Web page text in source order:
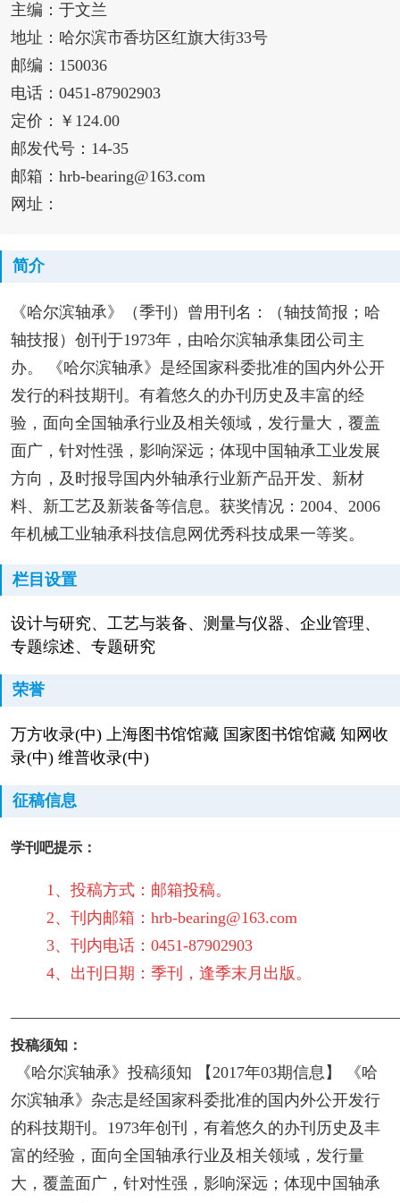
主编：于文兰
地址：哈尔滨市香坊区红旗大街33号
邮编：150036
电话：0451-87902903
定价：￥124.00
邮发代号：14-35
邮箱：hrb-bearing@163.com
网址：
简介
《哈尔滨轴承》（季刊）曾用刊名：（轴技简报；哈
轴技报）创刊于1973年，由哈尔滨轴承集团公司主
办。 《哈尔滨轴承》是经国家科委批准的国内外公开
发行的科技期刊。有着悠久的办刊历史及丰富的经
验，面向全国轴承行业及相关领域，发行量大，覆盖
面广，针对性强，影响深远；体现中国轴承工业发展
方向，及时报导国内外轴承行业新产品开发、新材
料、新工艺及新装备等信息。获奖情况：2004、2006
年机械工业轴承科技信息网优秀科技成果一等奖。
栏目设置
设计与研究、工艺与装备、测量与仪器、企业管理、
专题综述、专题研究
荣誉
万方收录(中) 上海图书馆馆藏 国家图书馆馆藏 知网收
录(中) 维普收录(中)
征稿信息
学刊吧提示：
1、投稿方式：邮箱投稿。
2、刊内邮箱：hrb-bearing@163.com
3、刊内电话：0451-87902903
4、出刊日期：季刊，逢季末月出版。
投稿须知：
《哈尔滨轴承》投稿须知 【2017年03期信息】 《哈
尔滨轴承》杂志是经国家科委批准的国内外公开发行
的科技期刊。1973年创刊，有着悠久的办刊历史及丰
富的经验，面向全国轴承行业及相关领域，发行量
大，覆盖面广，针对性强，影响深远；体现中国轴承